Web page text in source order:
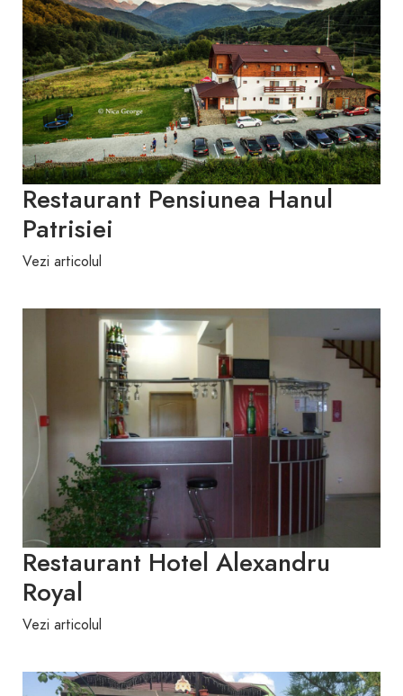
Restaurant Pensiunea Hanul
Patrisiei
Vezi articolul
Restaurant Hotel Alexandru
Royal
Vezi articolul